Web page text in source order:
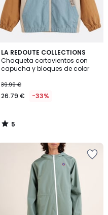
LA REDOUTE COLLECTIONS
Chaqueta cortavientos con
capucha y bloques de color
39.99 €
26.79 € -33%
5
/
5
5
/